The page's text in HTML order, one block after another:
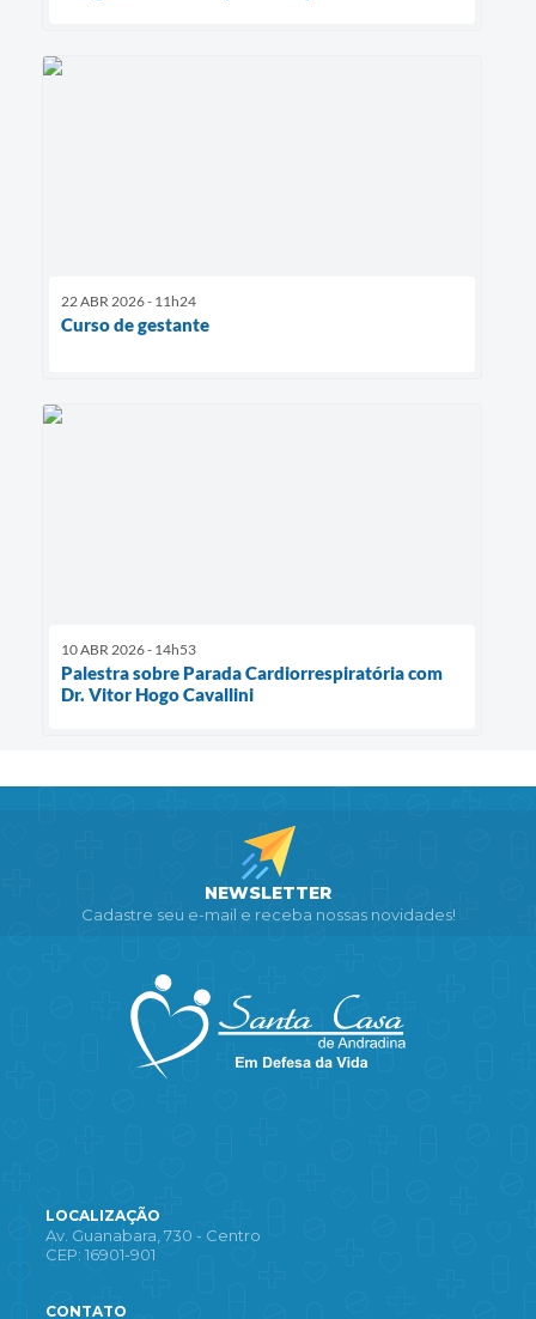
22 ABR 2026 - 11h24
Curso de gestante
10 ABR 2026 - 14h53
Palestra sobre Parada Cardiorrespiratória com
Dr. Vitor Hogo Cavallini
NEWSLETTER
Cadastre seu e-mail e receba nossas novidades!
LOCALIZAÇÃO
Av. Guanabara, 730 - Centro
CEP: 16901-901
CONTATO